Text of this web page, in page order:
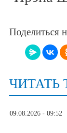
Поделиться
ЧИТАТЬ
09.08.2026 - 09:52